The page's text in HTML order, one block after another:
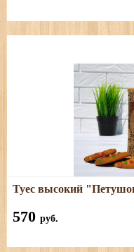
Размеры: диаметр -
Туес высокий
570 руб.